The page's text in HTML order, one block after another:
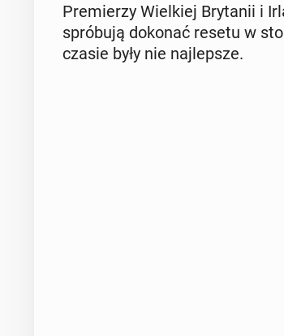
Pre­mie­rzy Wiel­kiej Bry­ta­nii i
spró­bu­ją dokonać resetu w
czasie były nie naj­lep­sze.